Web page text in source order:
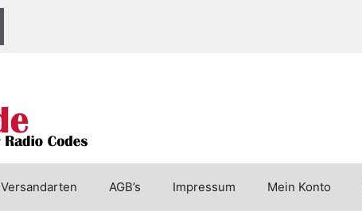
Versandarten AGB’s Impressum Mein Konto